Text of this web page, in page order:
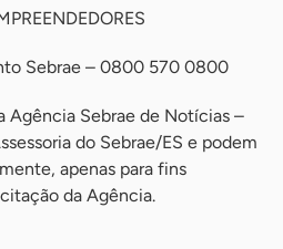
Sebrae – 0800 570 0800
Agência Sebrae de Notícias –
do Sebrae/ES e podem
apenas para fins
da Agência.